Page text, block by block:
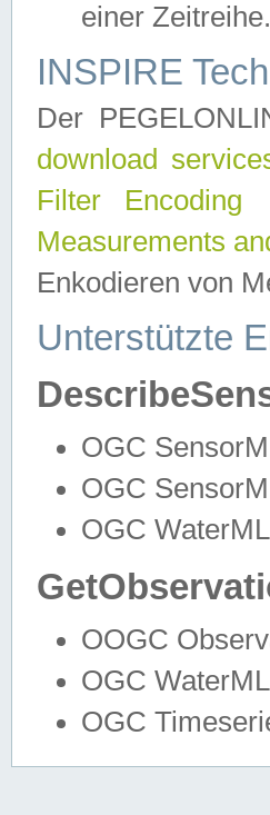
einer Zeitreihe.
INSPIRE
Der
download
Filter Encoding
Measurements
Enkodieren von
Unterstützte
OGC
OGC
OGC
OOGC
OGC
OGC